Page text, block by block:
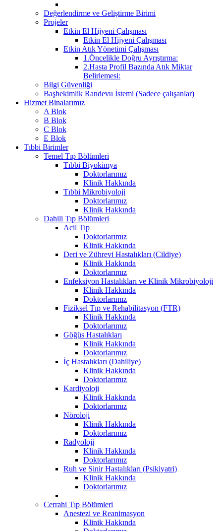
Değerlendirme ve Geliştirme Birimi
Projeler
Etkin El Hijyeni Çalışması
Etkin El Hijyeni Çalışması
Etkin Atık Yönetimi Çalışması
1.Öncelikle Doğru Ayrıştırma:
2.Hasta Profil Bazında Atık Miktar
Belirlemesi:
Bilgi Güvenliği
Başhekimlik Randevu İstemi (Sadece çalışanlar)
Hizmet Binalarımız
A Blok
B Blok
C Blok
E Blok
Tıbbi Birimler
Temel Tıp Bölümleri
Tıbbi Biyokimya
Doktorlarımız
Klinik Hakkında
Tıbbi Mikrobiyoloji
Doktorlarımız
Klinik Hakkında
Dahili Tıp Bölümleri
Acil Tıp
Doktorlarımız
Klinik Hakkında
Deri ve Zührevi Hastalıkları (Cildiye)
Klinik Hakkında
Doktorlarımız
Enfeksiyon Hastalıkları ve Klinik Mikrobiyoloji
Klinik Hakkında
Doktorlarımız
Fiziksel Tıp ve Rehabilitasyon (FTR)
Klinik Hakkında
Doktorlarımız
Göğüs Hastalıkları
Klinik Hakkında
Doktorlarımız
İç Hastalıkları (Dahiliye)
Klinik Hakkında
Doktorlarımız
Kardiyoloji
Klinik Hakkında
Doktorlarımız
Nöroloji
Klinik Hakkında
Doktorlarımız
Radyoloji
Klinik Hakkında
Doktorlarımız
Ruh ve Sinir Hastalıkları (Psikiyatri)
Klinik Hakkında
Doktorlarımız
Cerrahi Tıp Bölümleri
Anestezi ve Reanimasyon
Klinik Hakkında